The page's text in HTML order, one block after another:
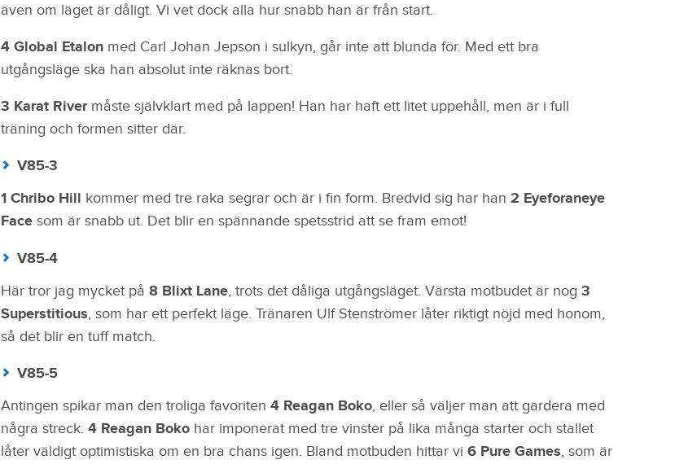
även om läget är dåligt. Vi vet dock alla hur snabb han är från start.
4 Global Etalonmed Carl Johan Jepson i sulkyn, går inte att blunda för. Med ett bra
utgångsläge ska han absolut inte räknas bort.
3 Karat Rivermåste självklart med på lappen! Han har haft ett litet uppehåll, men är i full
träning och formen sitter där.
V85-3
1 Chribo Hill kommer med tre raka segrar och är i fin form. Bredvid sig har han 2 Eyeforaneye
Facesom är snabb ut. Det blir en spännande spetsstrid att se fram emot!
V85-4
Här tror jag mycket på 8 Blixt Lane, trots det dåliga utgångsläget. Värsta motbudet är nog 3
Superstitious, som har ett perfekt läge. Tränaren Ulf Stenströmer låter riktigt nöjd med honom,
så det blir en tuff match.
V85-5
Antingen spikar man den troliga favoriten 4 Reagan Boko, eller så väljer man att gardera med
några streck. 4 Reagan Bokohar imponerat med tre vinster på lika många starter och stallet
låter väldigt optimistiska om en bra chans igen. Bland motbuden hittar vi 6 Pure Games, som är